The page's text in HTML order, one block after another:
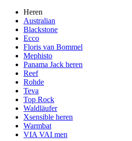
Heren
Australian
Blackstone
Ecco
Floris van Bommel
Mephisto
Panama Jack heren
Reef
Rohde
Teva
Top Rock
Waldläufer
Xsensible heren
Warmbat
VIA VAI men